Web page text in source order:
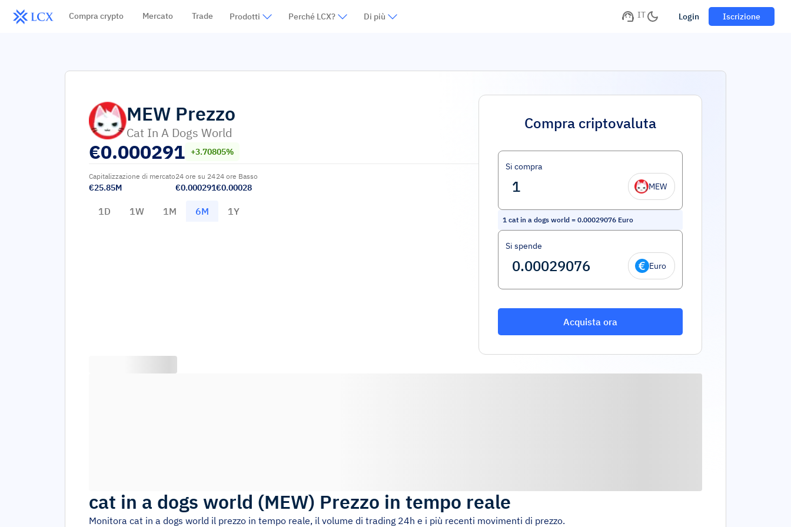
Compra crypto Mercato Trade Prodotti Perché LCX? Di più IT Login Iscrizione
MEW Prezzo
Cat In A Dogs World
€0.000291 +3.70805%
Capitalizzazione di mercato
€25.85M
24 ore su 24
€0.000291
24 ore Basso
€0.00028
1D 1W 1M 6M 1Y
Compra criptovaluta
Si compra
MEW
1 cat in a dogs world = 0.00029076 Euro
Si spende
Euro
Acquista ora
cat in a dogs world (MEW) Prezzo in tempo reale
Monitora cat in a dogs world il prezzo in tempo reale, il volume di trading 24h e i più recenti movimenti di prezzo.